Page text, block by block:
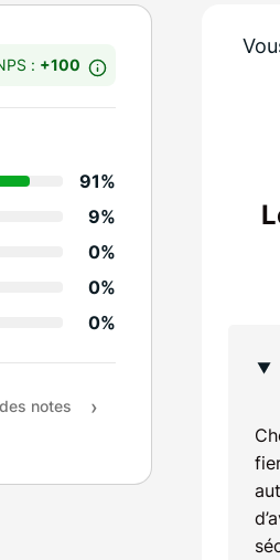
: +100
91%
9%
0%
0%
0%
Recommandation
notes